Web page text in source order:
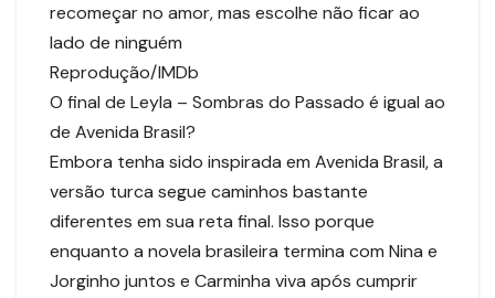
recomeçar no amor, mas escolhe não ficar ao
lado de ninguém
Reprodução/IMDb
O final de Leyla – Sombras do Passado é igual ao
de Avenida Brasil?
Embora tenha sido inspirada em Avenida Brasil, a
versão turca segue caminhos bastante
diferentes em sua reta final. Isso porque
enquanto a novela brasileira termina com Nina e
Jorginho juntos e Carminha viva após cumprir